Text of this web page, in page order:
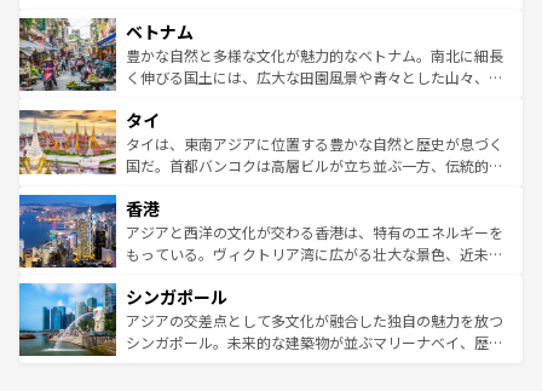
参照してほしい。
容にもいいと評判のスイーツなど、バラエティ豊かな料理
が味わえる。 なお、新着の台湾情報は コンテンツ一覧を参
照してほしい。
き、地方に足を延ばせば四季折々の自然美を楽しむことが
できる。そして、キムチや焼肉、絶品のストリートフード
まで、さまざまな韓国料理が待っている。夜には、韓国な
リティに包まれながら、韓国の多彩な魅力を心ゆくまで味
わってみてほしい。 なお、新着の韓国情報はコンテンツ一
覧を参照してほしい。
ベトナム
豊かな自然と多様な文化が魅力的なベトナム。南北に細長
く伸びる国土には、広大な田園風景や青々とした山々、世
急速な発展と共に伝統が息づく。ハノイの古い町並みやホ
ーチミン市のフランス統治時代の建物も、独特の雰囲気を
醸し出している。また、バラエティの豊かさとおいしさで
とつ。フォーやバインミー、ベトナムコーヒーなどは、ぜ
ひ現地で味わいたい。どの地域を訪れてもあたたかい人々
が旅行者を迎えてくれるので、きっと忘れられない旅にな
参照してほしい。
タイ
タイは、東南アジアに位置する豊かな自然と歴史が息づく
国だ。首都バンコクは高層ビルが立ち並ぶ一方、伝統的な
の活気が交差している。北部ではチェンマイなどの山岳地
帯で自然と触れ合い、南部ではプーケットやクラビの美し
いビーチでリゾート気分を楽しむことができる。タイ料理
激する。気候は一年中温暖で、どの季節にも異なる楽しみ
が待っている。親しみやすいタイの人々、仏教を中心とし
た文化、そして多様な観光資源が、訪れる旅人を魅了し続
香港
アジアと西洋の文化が交わる香港は、特有のエネルギーを
もっている。ヴィクトリア湾に広がる壮大な景色、近未来
み、どこを訪れても感動するはず。観光スポットが密集し
ており、効率よく見どころを回れるのも魅力。息をのむよ
うな絶景から文化的な体験まで、香港を存分に楽しみ尽く
シンガポール
アジアの交差点として多文化が融合した独自の魅力を放つ
シンガポール。未来的な建築物が並ぶマリーナベイ、歴史